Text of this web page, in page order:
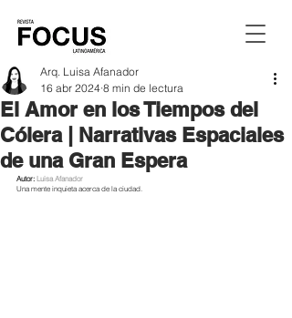
El Amor en los Tiempos del
Cólera | Narrativas Espaciales
de una Gran Espera
Arq. Luisa Afanador
16 abr 2024 8 min de lectura
Autor: Luisa Afanador
Una mente inquieta acerca de la ciudad.